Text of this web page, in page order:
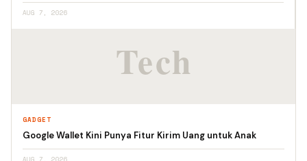
AUG 7, 2026
GADGET
Google Wallet Kini Punya Fitur Kirim Uang untuk Anak